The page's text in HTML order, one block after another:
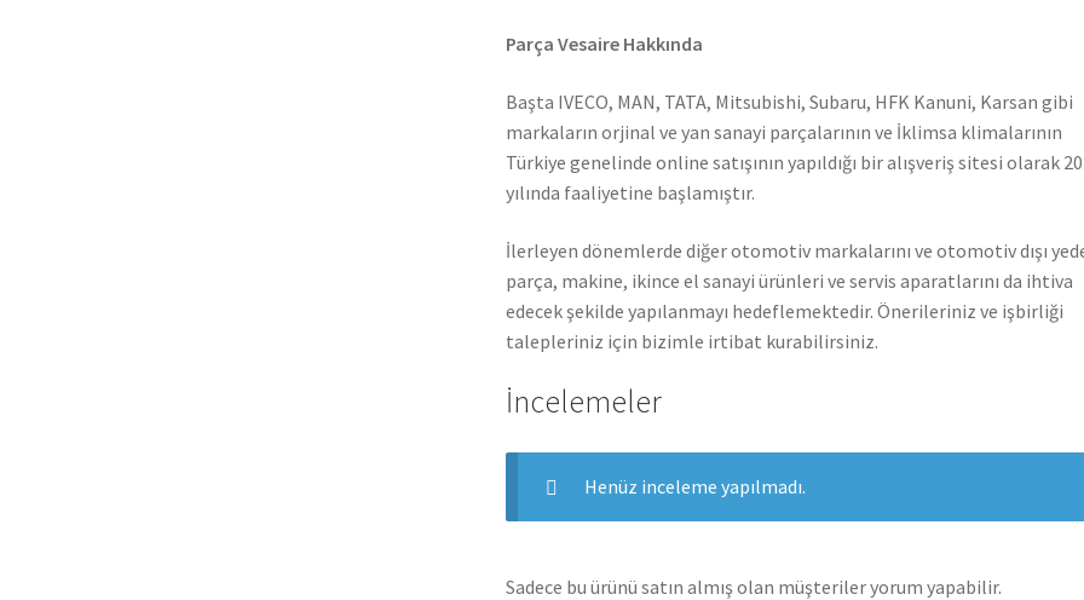
Parça Vesaire Hakkında
Başta IVECO, MAN, TATA, Mitsubishi, Subaru, HFK Kanuni, Karsan gibi
markaların orjinal ve yan sanayi parçalarının ve İklimsa klimalarının
Türkiye genelinde online satışının yapıldığı bir alışveriş sitesi olarak
yılında faaliyetine başlamıştır.
İlerleyen dönemlerde diğer otomotiv markalarını ve otomotiv dışı
parça, makine, ikince el sanayi ürünleri ve servis aparatlarını da ihtiva
edecek şekilde yapılanmayı hedeflemektedir. Önerileriniz ve işbirliği
talepleriniz için bizimle irtibat kurabilirsiniz.
İncelemeler
Henüz inceleme yapılmadı.
Sadece bu ürünü satın almış olan müşteriler yorum yapabilir.